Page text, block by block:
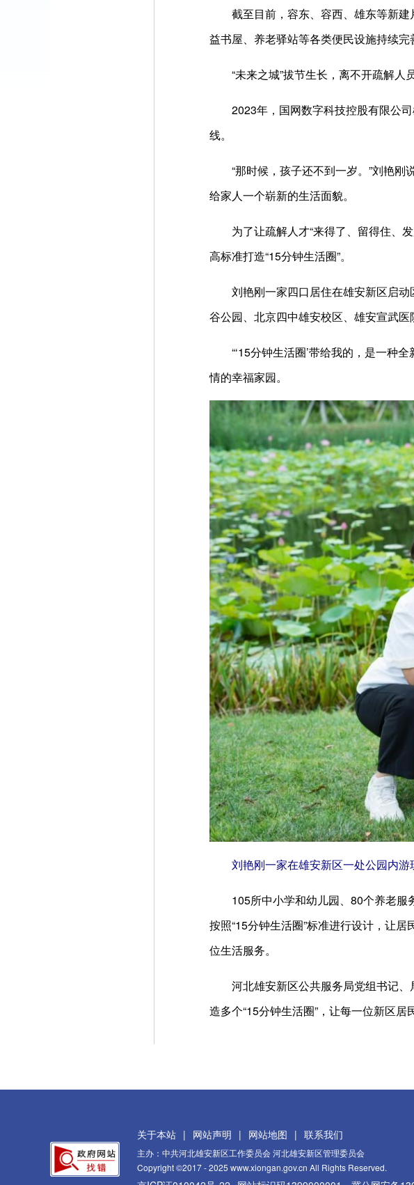
截至目前，容东、容西、雄东等新
益书屋、养老驿站等各类便民设施持续完
“未来之城”拔节生长，离不开疏解人
2023年，国网数字科技控股有限公
线。
“那时候，孩子还不到一岁。”刘艳
给家人一个崭新的生活面貌。
为了让疏解人才“来得了、留得住、
高标准打造“15分钟生活圈”。
刘艳刚一家四口居住在雄安新区启
谷公园、北京四中雄安校区、雄安宣武医
“‘15分钟生活圈’带给我的，是一种
情的幸福家园。
刘艳刚一家在雄安新区一处公园内游
105所中小学和幼儿园、80个养老
按照“15分钟生活圈”标准进行设计，让
位生活服务。
河北雄安新区公共服务局党组书记
造多个“15分钟生活圈”，让每一位新区
关于本站 | 网站声明 | 网站地图 | 联系我们
主办：中共河北雄安新区工作委员会 河北雄安新区管理委员会
Copyright ©2017 - 2025 www.xiongan.gov.cn All Rights Reserved.